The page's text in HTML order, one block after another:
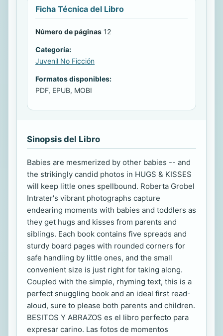
Ficha Técnica del Libro
Número de páginas 12
Categoría:
Juvenil No Ficción
Formatos disponibles:
PDF, EPUB, MOBI
Sinopsis del Libro
Babies are mesmerized by other babies -- and
the strikingly candid photos in HUGS & KISSES
will keep little ones spellbound. Roberta Grobel
Intrater's vibrant photographs capture
endearing moments with babies and toddlers as
they get hugs and kisses from parents and
siblings. Each book contains five spreads and
sturdy board pages with rounded corners for
safe handling by little ones, and the small
convenient size is just right for taking along.
Coupled with the simple, rhyming text, this is a
perfect snuggling book and an ideal first read-
aloud, sure to please both parents and children.
BESITOS Y ABRAZOS es el libro perfecto para
expresar carino. Las fotos de momentos